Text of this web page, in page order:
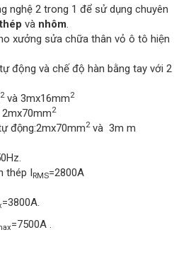
nghệ 2 trong 1 để sử dụng chuyên
thép và nhôm.
xưởng sửa chữa thân vỏ ô tô hiện
động và chế độ hàn bằng tay với 2
2và 3mx16mm2
2
động:2mx70mm2và 3m m
thép IRMS=2800A
=3800A.
=7500A .